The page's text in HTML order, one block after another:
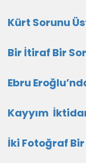
Kürt Sorunu
Bir İtiraf Bir
Ebru
Kayyım
İki Fotoğraf